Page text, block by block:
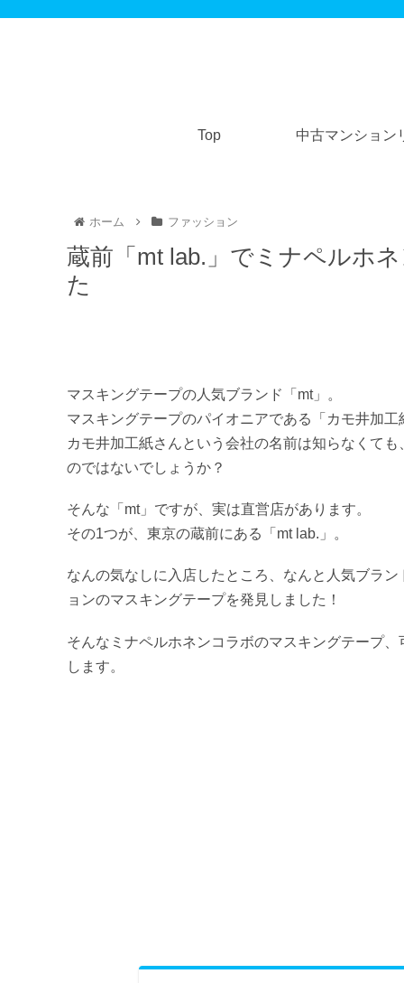
Top 中古マンション
ホーム ファッション
蔵前「mt lab.」でミナペルホ
た
マスキングテープの人気ブランド「mt」。
マスキングテープのパイオニアである「カモ井加
カモ井加工紙さんという会社の名前は知らなくて
のではないでしょうか？
そんな「mt」ですが、実は直営店があります。
その1つが、東京の蔵前にある「mt lab.」。
なんの気なしに入店したところ、なんと人気ブラ
ョンのマスキングテープを発見しました！
そんなミナペルホネンコラボのマスキングテープ
します。